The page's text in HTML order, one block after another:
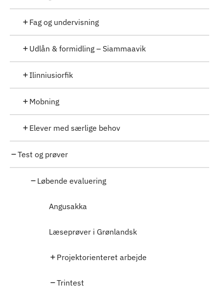
Fag og undervisning
Udlån & formidling – Siammaavik
Ilinniusiorfik
Mobning
Elever med særlige behov
Test og prøver
Løbende evaluering
Angusakka
Læseprøver i Grønlandsk
Projektorienteret arbejde
Trintest